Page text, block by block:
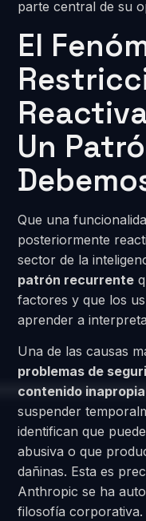
parte central de su
El
Un
Que una
posteriormente
sector de la
patrón recurrente
factores y que los
aprender a
Una de las causas
problemas de
contenido
suspender
identifican que
abusiva o que
dañinas. Esta es
Anthropic se ha
filosofía corporativa.